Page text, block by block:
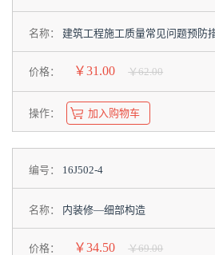
名称： 建筑工程施工质量常见问题预防
价格： ￥31.00 ￥62.00
操作： 加入购物车
编号： 16J502-4
名称： 内装修—细部构造
价格： ￥34.50 ￥69.00